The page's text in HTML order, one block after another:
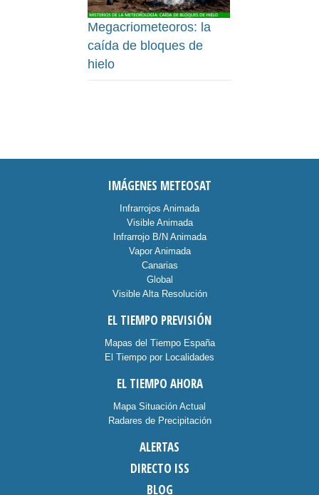
Megacriometeoros: la
caída de bloques de
hielo
IMÁGENES METEOSAT
Infrarrojos Animada
Visible Animada
Infrarrojo B/N Animada
Vapor Animada
Canarias
Global
Visible Alta Resolución
EL TIEMPO PREVISIÓN
Mapas del Tiempo España
El Tiempo por Localidades
EL TIEMPO AHORA
Mapa Situación Actual
Radares de Precipitación
ALERTAS
DIRECTO ISS
BLOG